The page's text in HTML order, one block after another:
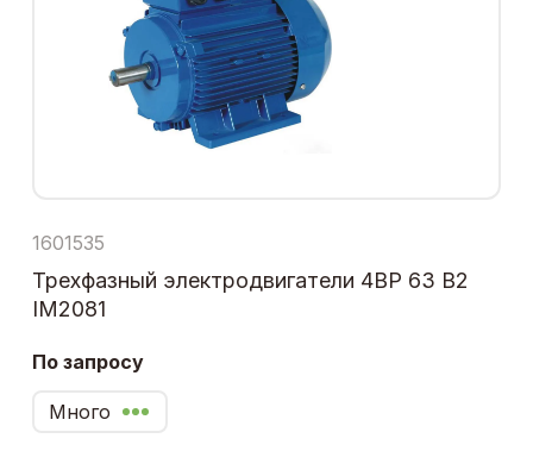
1601535
Трехфазный электродвигатели 4ВР 63 В2
IM2081
По запросу
Много